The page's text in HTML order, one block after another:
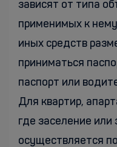
зависят от типа
применимых к
иных средств
приниматься
паспорт или
Для квартир,
где заселение или
осуществляется